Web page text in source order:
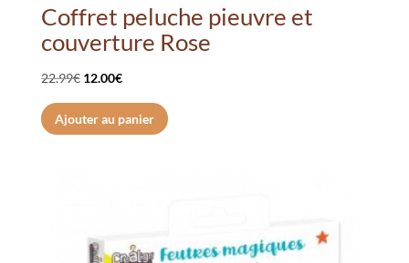
Coffret peluche pieuvre et
couverture Rose
22.99€ Le
prix
initial
12.00€Le
prix
actuel
Ajouter au panier